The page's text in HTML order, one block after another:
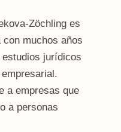
Zöchling es
con muchos años
jurídicos
a empresas que
a personas